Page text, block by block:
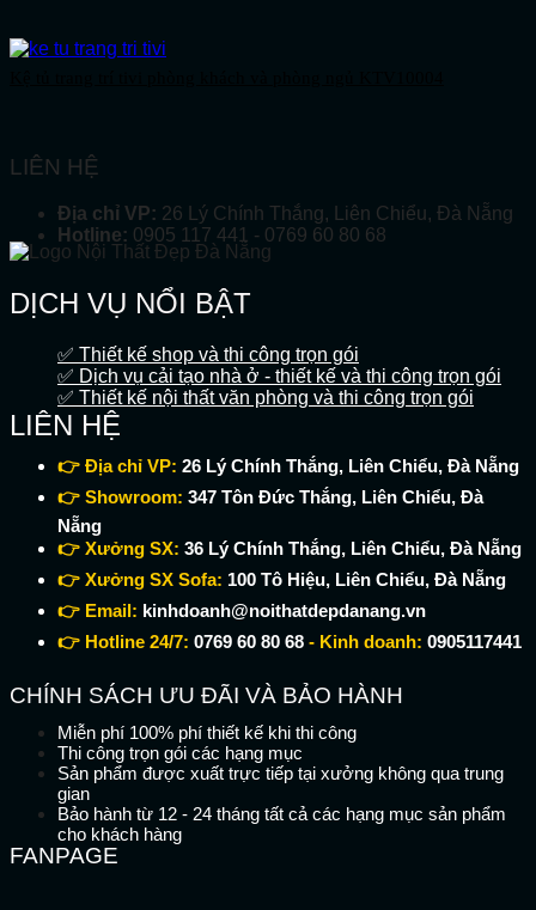
LIÊN HỆ
Địa chỉ VP: 26 Lý Chính Thắng, Liên Chiểu, Đà Nẵng
Hotline: 0905 117 441 - 0769 60 80 68
DỊCH VỤ NỔI BẬT
✅ Thiết kế shop và thi công trọn gói
✅ Dịch vụ cải tạo nhà ở - thiết kế và thi công trọn gói
✅ Thiết kế nội thất văn phòng và thi công trọn gói
LIÊN HỆ
👉 Địa chỉ VP: 26 Lý Chính Thắng, Liên Chiểu, Đà Nẵng
👉 Showroom: 347 Tôn Đức Thắng, Liên Chiểu, Đà
Nẵng
👉 Xưởng SX: 36 Lý Chính Thắng, Liên Chiểu, Đà Nẵng
👉 Xưởng SX Sofa: 100 Tô Hiệu, Liên Chiểu, Đà Nẵng
👉 Email: kinhdoanh@noithatdepdanang.vn
👉 Hotline 24/7: 0769 60 80 68 - Kinh doanh: 0905117441
CHÍNH SÁCH ƯU ĐÃI VÀ BẢO HÀNH
Miễn phí 100% phí thiết kế khi thi công
Thi công trọn gói các hạng mục
Sản phẩm được xuất trực tiếp tại xưởng không qua trung
gian
Bảo hành từ 12 - 24 tháng tất cả các hạng mục sản phẩm
cho khách hàng
FANPAGE